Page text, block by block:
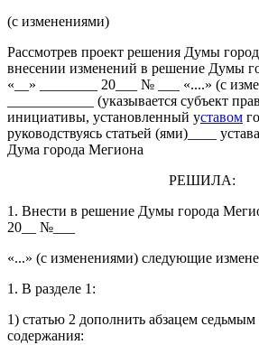
(с изменениями)
Рассмотрев проект решения Думы
внесении изменений в решение Думы
«__» ________ 20___ № ___ «....» (с
____________ (указывается субъект
инициативы, установленный уставом
руководствуясь статьей (ями)____
Дума города Мегиона
РЕШИЛА:
1. Внести в решение Думы города
20__ №___
«...» (с изменениями) следующие
1. В разделе 1:
1) статью 2 дополнить абзацем
содержания: